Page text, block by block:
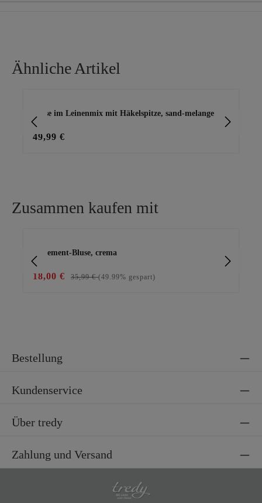
Ähnliche Artikel
Bluse im Leinenmix mit Häkelspitze, sand-melange
49,99 €
Zusammen kaufen mit
Statement-Bluse, crema
18,00 € 35,99 €(49.99% gespart)
Bestellung
Kundenservice
Über tredy
Zahlung und Versand